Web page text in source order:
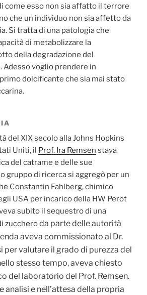
come esso non sia affatto il terrore
che un individuo non sia affetto da
Si tratta di una patologia che
di metabolizzare la
della degradazione del
voglio prendere in
dolcificante che sia mai stato
del XIX secolo alla Johns Hopkins
Uniti, il Prof. Ira Remsen stava
del catrame e delle sue
gruppo di ricerca si aggregò per un
Constantin Fahlberg, chimico
USA per incarico della HW Perot
subito il sequestro di una
zuccheroda parte delle autorità
aveva commissionato al Dr.
per valutare il grado di purezza del
stesso tempo, aveva chiesto
del laboratorio del Prof. Remsen.
analisi e nell’attesa della propria